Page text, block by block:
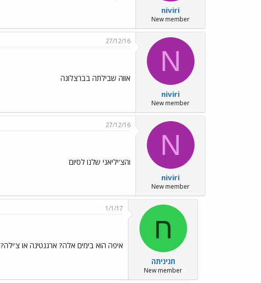
niviri
New member
N
niviri
New member
27/12/16
אווה שבילתה בברצלונה
N
niviri
New member
27/12/16
והצ'יליאני שלנו לסיום
ח
חניניתה
New member
1/1/17
איפה הוא בימים אלה? ארגנטינה או צ'ילה?